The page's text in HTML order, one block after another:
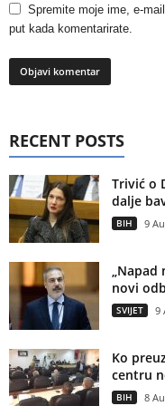
Spremite moje ime, e-
put kada komentarirate.
RECENT POSTS
Trivić o
dalje
BIH 9
„Napad
novi
SVIJET 9
Ko
centru
BIH 8